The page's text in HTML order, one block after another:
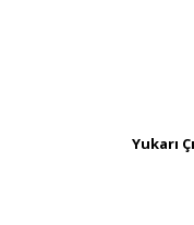
Yukarı